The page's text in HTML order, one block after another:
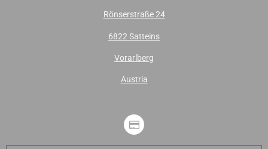
Rönserstraße 24
6822 Satteins
Vorarlberg
Austria